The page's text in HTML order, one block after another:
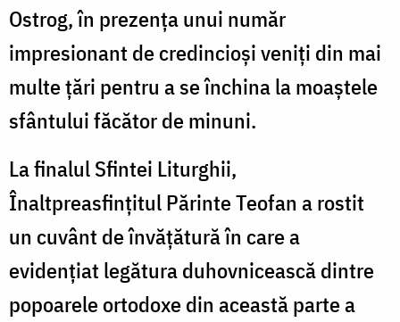
Ostrog, în prezența unui număr
impresionant de credincioși veniți din mai
multe țări pentru a se închina la moaștele
sfântului făcător de minuni.
La finalul Sfintei Liturghii,
Înaltpreasfințitul Părinte Teofan a rostit
un cuvânt de învățătură în care a
evidențiat legătura duhovnicească dintre
popoarele ortodoxe din această parte a